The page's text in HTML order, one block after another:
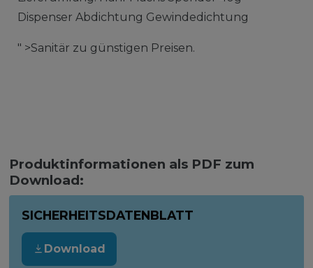
Dispenser Abdichtung Gewindedichtung
" >Sanitär zu günstigen Preisen.
Produktinformationen als PDF zum
Download:
SICHERHEITSDATENBLATT
Download